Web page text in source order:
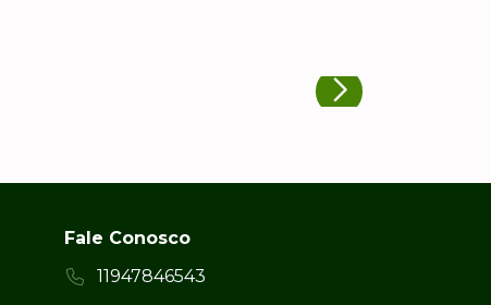
Fale Conosco
11947846543